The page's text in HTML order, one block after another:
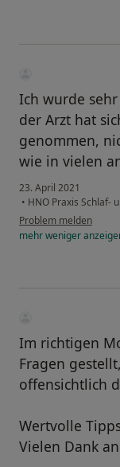
Ich wurde
der Arzt hat
genommen,
wie in vielen
23. April 2021
• HNO Praxis Schlaf-
Problem melden
mehrweniger
Im richtigen
Fragen
offensichtlich
Wertvolle
Vielen Dank